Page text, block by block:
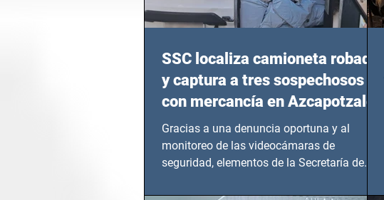
SSC localiza camioneta robada
y captura a tres sospechosos
con mercancía en Azcapotzalco
Gracias a una denuncia oportuna y al
monitoreo de las videocámaras de
seguridad, elementos de la Secretaría de